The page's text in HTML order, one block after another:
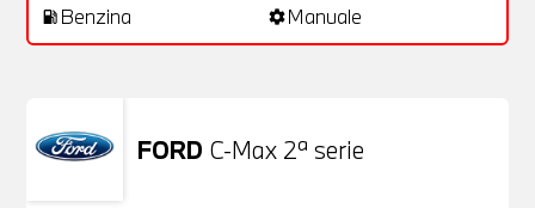
local_gas_station Benzina settingsManuale
FORD C-Max 2ª serie